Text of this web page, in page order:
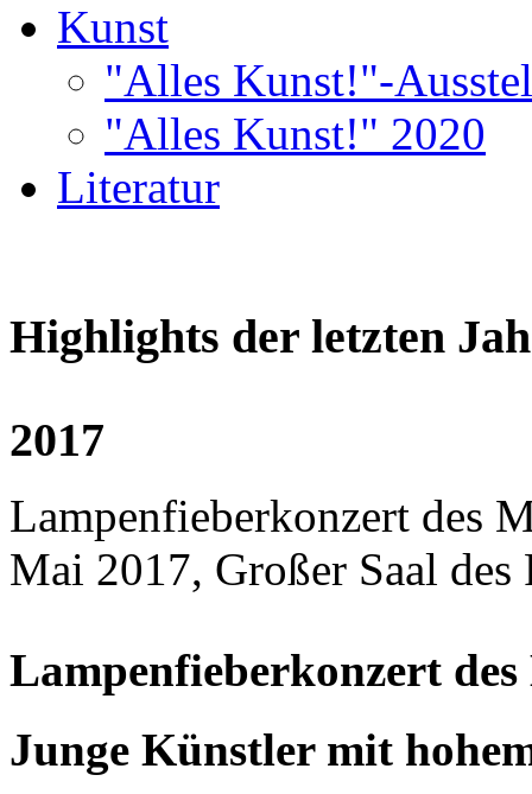
Kunst
"Alles Kunst!"-
"Alles Kunst!" 2020
Literatur
Highlights der letzten
2017
Lampenfieberkonzert des
Mai 2017, Großer Saal des
Lampenfieberkonzert
Junge Künstler mit